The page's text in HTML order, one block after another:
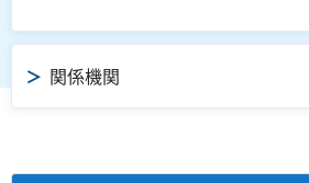
関係機関